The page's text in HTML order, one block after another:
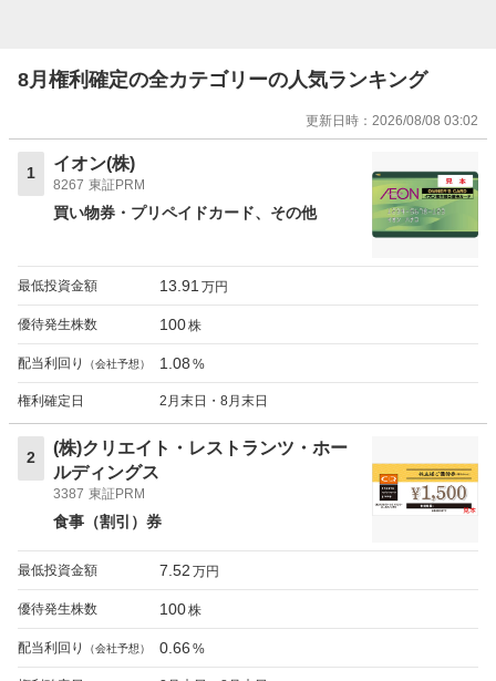
8月権利確定の全カテゴリーの人気ランキング
更新日時： 2026/08/08 03:02
1
イオン(株)
8267 東証PRM
買い物券・プリペイドカード その他
最低投資金額 13.91 万円
優待発生株数 100株
配当利回り （会社予想） 1.08 %
権利確定日 2月末日・8月末日
2
(株)クリエイト・レストランツ・ホー
ルディングス
3387 東証PRM
食事（割引）券
最低投資金額 7.52 万円
優待発生株数 100株
配当利回り （会社予想） 0.66 %